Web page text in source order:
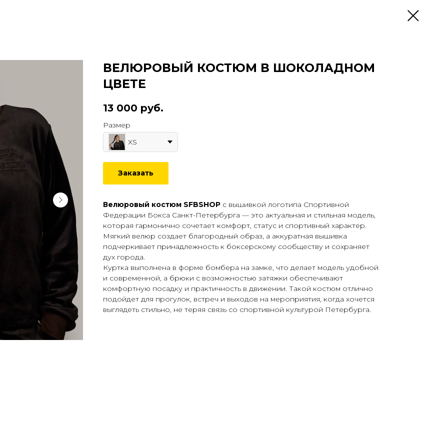
ВЕЛЮРОВЫЙ КОСТЮМ В ШОКОЛАДНОМ
ЦВЕТЕ
13 000 руб.
Размер
XS
Заказать
Велюровый костюм SFBSHOP с вышивкой логотипа Спортивной
Федерации Бокса Санкт-Петербурга — это актуальная и стильная модель,
которая гармонично сочетает комфорт, статус и спортивный характер.
Мягкий велюр создает благородный образ, а аккуратная вышивка
подчеркивает принадлежность к боксерскому сообществу и сохраняет
дух города.
Куртка выполнена в форме бомбера на замке, что делает модель удобной
и современной, а брюки с возможностью затяжки обеспечивают
комфортную посадку и практичность в движении. Такой костюм отлично
подойдет для прогулок, встреч и выходов на мероприятия, когда хочется
выглядеть стильно, не теряя связь со спортивной культурой Петербурга.